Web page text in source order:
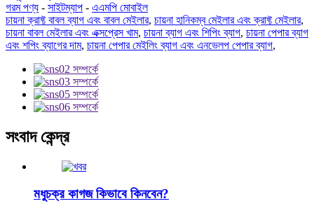
গরম পণ্য - সাইটম্যাপ - এএমপি মোবাইল
চায়না ক্রাফ্ট বাবল ব্যাগ এবং বাবল মেইলার, চায়না হানিকম্ব মেইলার এবং ক্রাফ্ট মেইলার,
চায়না বাবল মেইলার এবং এক্সপ্রেস খাম, চায়না ব্যাগ এবং শিপিং ব্যাগ, চায়না পেপার ব্যাগ
এবং শপিং ব্যাগের দাম, চায়না পেপার মেইলিং ব্যাগ এবং এনভেলপ পেপার ব্যাগ,
সংবাদ কেন্দ্র
মধুচক্র কাগজ কিভাবে কিনবেন?